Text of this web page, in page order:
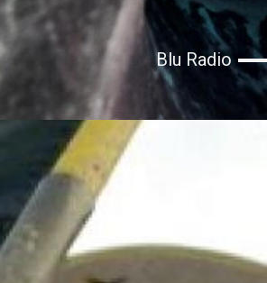
Blu Radio